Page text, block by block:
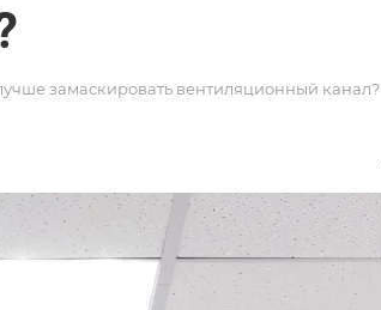
замаскировать вентиляционный канал?